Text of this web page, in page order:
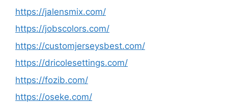
https://jalensmix.com/
https://jobscolors.com/
https://customjerseysbest.com/
https://dricolesettings.com/
https://fozib.com/
https://oseke.com/